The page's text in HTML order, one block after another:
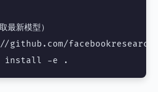
最新模型）